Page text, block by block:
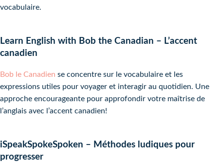
vocabulaire.
Learn English with Bob the Canadian – L’accent
canadien
Bob le Canadien se concentre sur le vocabulaire et les
expressions utiles pour voyager et interagir au quotidien. Une
approche encourageante pour approfondir votre maîtrise de
l’anglais avec l’accent canadien!
iSpeakSpokeSpoken – Méthodes ludiques pour
progresser